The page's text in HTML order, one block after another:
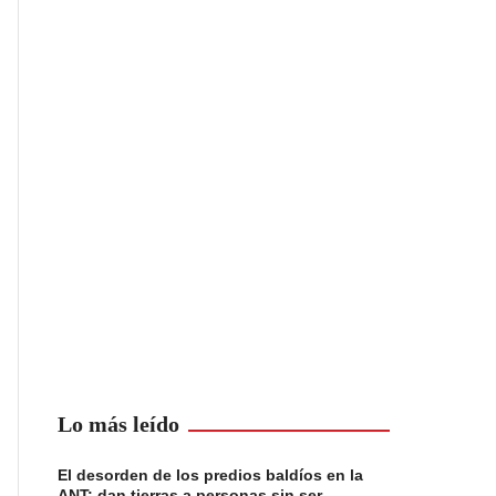
Lo más leído
El desorden de los predios baldíos en la